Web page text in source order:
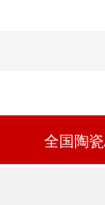
全国陶